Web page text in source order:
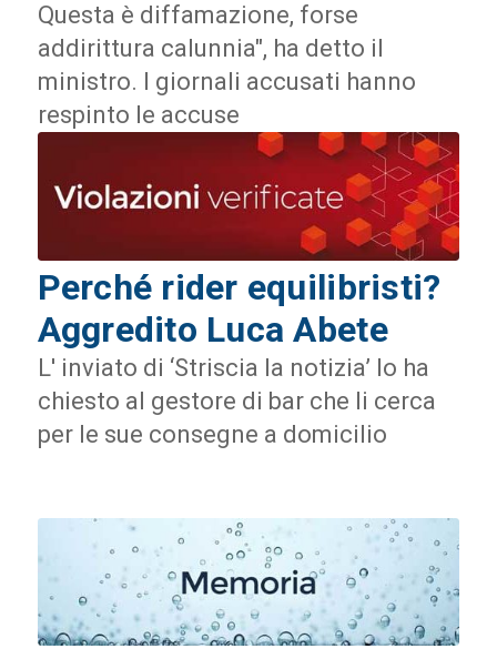
Questa è diffamazione, forse
addirittura calunnia", ha detto il
ministro. I giornali accusati hanno
respinto le accuse
Perché rider equilibristi?
Aggredito Luca Abete
L' inviato di ‘Striscia la notizia’ lo ha
chiesto al gestore di bar che li cerca
per le sue consegne a domicilio